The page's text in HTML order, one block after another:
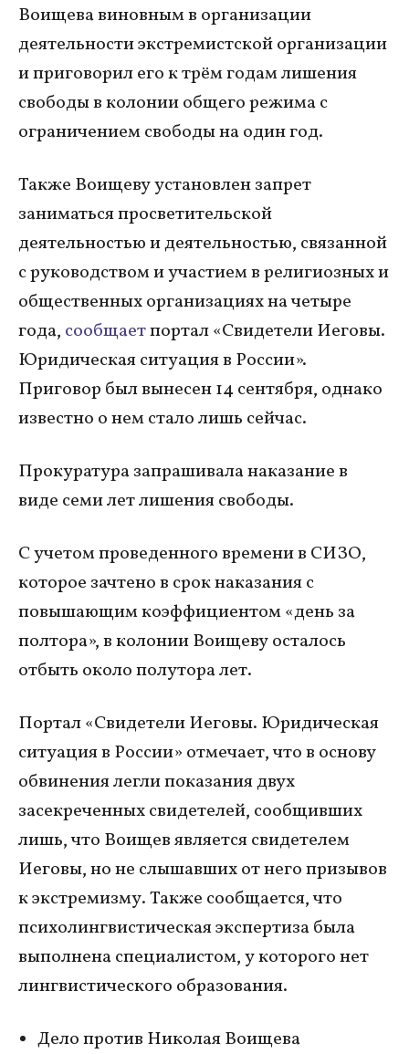
Воищева виновным в организации
деятельности экстремистской организации
и приговорил его к трём годам лишения
свободы в колонии общего режима с
ограничением свободы на один год.
Также Воищеву установлен запрет
заниматься просветительской
деятельностью и деятельностью, связанной
с руководством и участием в религиозных и
общественных организациях на четыре
года, сообщаетпортал «Свидетели Иеговы.
Юридическая ситуация в России».
Приговор был вынесен 14 сентября, однако
известно о нем стало лишь сейчас.
Прокуратура запрашивала наказание в
виде семи лет лишения свободы.
С учетом проведенного времени в СИЗО,
которое зачтено в срок наказания с
повышающим коэффициентом «день за
полтора», в колонии Воищеву осталось
отбыть около полутора лет.
Портал «Свидетели Иеговы. Юридическая
ситуация в России» отмечает, что в основу
обвинения легли показания двух
засекреченных свидетелей, сообщивших
лишь, что Воищев является свидетелем
Иеговы, но не слышавших от него призывов
к экстремизму. Также сообщается, что
психолингвистическая экспертиза была
выполнена специалистом, у которого нет
лингвистического образования.
Дело против Николая Воищева